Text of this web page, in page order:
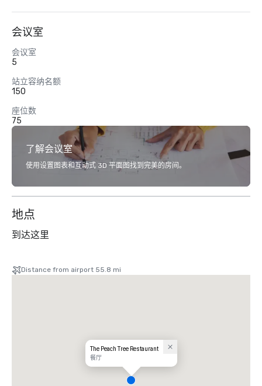
会议室
会议室
5
站立容纳名额
150
座位数
75
了解会议室
使用设置图表和互动式 3D 平面图找到完美的房间。
地点
到达这里
Distance from airport 55.8 mi
The Peach Tree Restaurant
餐厅